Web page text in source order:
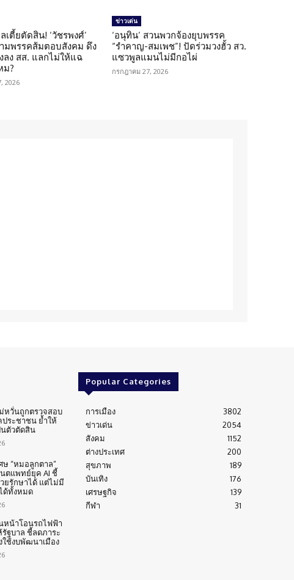
เตี้ยตัดสิน! ‘วัชรพงศ์’
มพรรคส้มตอบสังคม ดึง
ลง สส. แลกไม่ให้แฉ
ม?
2026
ข่าวเด่น
‘อนุทิน’ สวนพวกจ้องยุบพรรค
“รำคาญ-สมเพช”! ปัดร่วมวงฮั้ว สว.
แซวพูลแมนไม่มีกอไผ่
กรกฎาคม 27, 2026
หวั่นถูกตรวจสอบ
ระชาชน ย้ำให้
นตัวตัดสิน
“หมอลูกตาล”
ตแพทย์ยุค AI ชี้
ยรักษาได้ แต่ไม่มี
ด้ทั้งหมด
หน้าโอนรถไฟฟ้า
รัฐบาล ชี้ลดภาระ
ใช้งบพัฒนาเมือง
Popular Categories
การเมือง
3802
ข่าวเด่น
2054
สังคม
1152
ต่างประเทศ
200
สุขภาพ
189
บันเทิง
176
เศรษฐกิจ
139
กีฬา
31